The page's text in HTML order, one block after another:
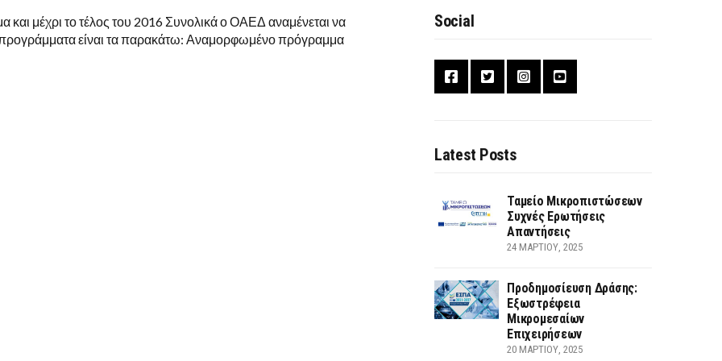
μέχρι το τέλος του 2016 Συνολικά ο ΟΑΕΔ αναμένεται να
είναι τα παρακάτω: Αναμορφωμένο πρόγραμμα
Social
Latest Posts
Ταμείο Μικροπιστώσεων
Συχνές Ερωτήσεις
Απαντήσεις
24 ΜΑΡΤΊΟΥ, 2025
Προδημοσίευση Δράσης:
Εξωστρέφεια
Μικρομεσαίων
Επιχειρήσεων
20 ΜΑΡΤΊΟΥ, 2025